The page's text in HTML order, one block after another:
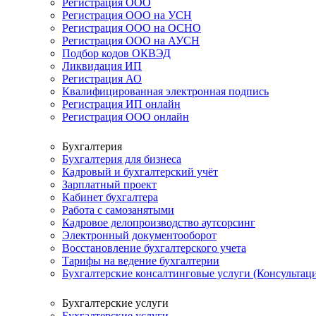
Регистрация ООО
Регистрация ООО на УСН
Регистрация ООО на ОСНО
Регистрация ООО на АУСН
Подбор кодов ОКВЭД
Ликвидация ИП
Регистрация АО
Квалифицированная электронная подпись
Регистрация ИП онлайн
Регистрация ООО онлайн
Бухгалтерия
Бухгалтерия для бизнеса
Кадровый и бухгалтерский учёт
Зарплатный проект
Кабинет бухгалтера
Работа с самозанятыми
Кадровое делопроизводство аутсорсинг
Электронный документооборот
Восстановление бухгалтерского учета
Тарифы на ведение бухгалтерии
Бухгалтерские консалтинговые услуги
Бухгалтерские услуги